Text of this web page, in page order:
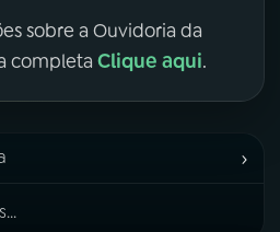
sobre a Ouvidoria da
completa Clique aqui.
›